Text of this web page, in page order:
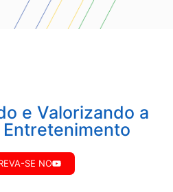
e Valorizando a
SE NO